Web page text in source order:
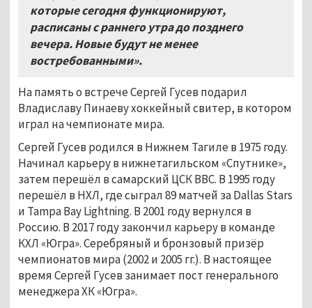
которые сегодня функционируют,
расписаны с раннего утра до позднего
вечера. Новые будут не менее
востребованными».
На память о встрече Сергей Гусев подарил
Владиславу Пинаеву хоккейный свитер, в котором
играл на чемпионате мира.
Сергей Гусев родился в Нижнем Тагиле в 1975 году.
Начинал карьеру в нижнетагильском «Спутнике»,
затем перешёл в самарский ЦСК ВВС. В 1995 году
перешёл в НХЛ, где сыграл 89 матчей за Dallas Stars
и Tampa Bay Lightning. В 2001 году вернулся в
Россию. В 2017 году закончил карьеру в команде
КХЛ «Югра». Серебряный и бронзовый призёр
чемпионатов мира (2002 и 2005 гг.). В настоящее
время Сергей Гусев занимает пост генерального
менеджера ХК «Югра».